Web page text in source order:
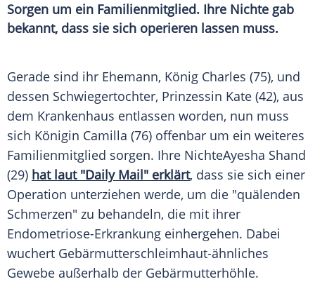
Sorgen um ein Familienmitglied. Ihre Nichte gab
bekannt, dass sie sich operieren lassen muss.
Gerade sind ihr Ehemann, König Charles (75), und
dessen Schwiegertochter, Prinzessin Kate (42), aus
dem Krankenhaus entlassen worden, nun muss
sich Königin Camilla (76) offenbar um ein weiteres
Familienmitglied sorgen. Ihre NichteAyesha Shand
(29) hat laut "Daily Mail" erklärt, dass sie sich einer
Operation unterziehen werde, um die "quälenden
Schmerzen" zu behandeln, die mit ihrer
Endometriose-Erkrankung einhergehen. Dabei
wuchert Gebärmutterschleimhaut-ähnliches
Gewebe außerhalb der Gebärmutterhöhle.